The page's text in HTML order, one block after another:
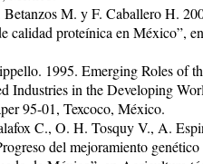
M. y F. Caballero H.
calidad proteínica en México”,
1995. Emerg­ing Roles of
Industries in the Developing
95-01, Texcoco, Mé­xico.
C., O. H. Tosquy V., A.
del mejoramiento genético